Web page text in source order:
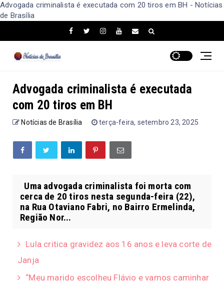
Advogada criminalista é executada com 20 tiros em BH - Notícias
de Brasília
Advogada criminalista é executada
com 20 tiros em BH
Notícias de Brasília terça-feira, setembro 23, 2025
Uma advogada criminalista foi morta com
cerca de 20 tiros nesta segunda-feira (22),
na Rua Otaviano Fabri, no Bairro Ermelinda,
Região Nor...
Lula critica gravidez aos 16 anos e leva corte de
Janja
“Meu marido escolheu Flávio e vamos caminhar